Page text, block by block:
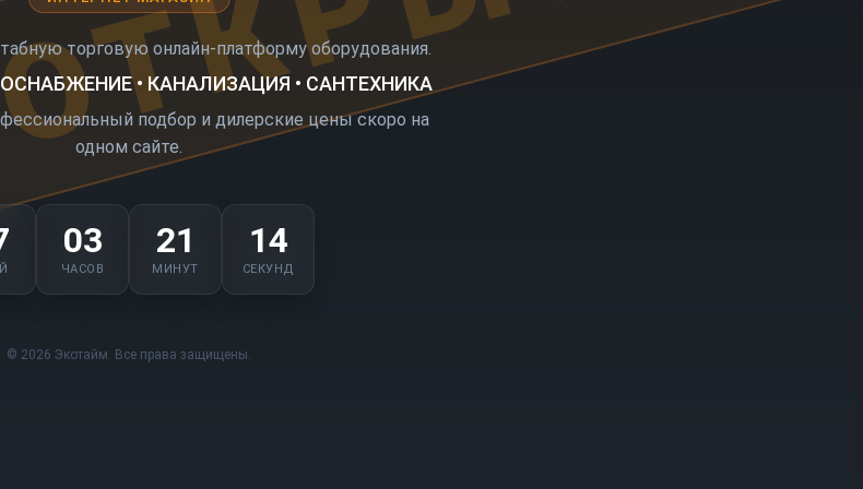
торговую онлайн-платформу оборудования.
• КАНАЛИЗАЦИЯ • САНТЕХНИКА
подбор и дилерские цены скоро на
одном сайте.
03
ЧАСОВ
21
МИНУТ
14
СЕКУНД
© 2026 Экотайм. Все права защищены.